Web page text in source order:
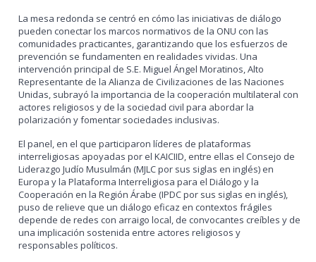
La mesa redonda se centró en cómo las iniciativas de diálogo
pueden conectar los marcos normativos de la ONU con las
comunidades practicantes, garantizando que los esfuerzos de
prevención se fundamenten en realidades vividas. Una
intervención principal de S.E. Miguel Ángel Moratinos, Alto
Representante de la Alianza de Civilizaciones de las Naciones
Unidas, subrayó la importancia de la cooperación multilateral con
actores religiosos y de la sociedad civil para abordar la
polarización y fomentar sociedades inclusivas.
El panel, en el que participaron líderes de plataformas
interreligiosas apoyadas por el KAICIID, entre ellas el Consejo de
Liderazgo Judío Musulmán (MJLC por sus siglas en inglés) en
Europa y la Plataforma Interreligiosa para el Diálogo y la
Cooperación en la Región Árabe (IPDC por sus siglas en inglés),
puso de relieve que un diálogo eficaz en contextos frágiles
depende de redes con arraigo local, de convocantes creíbles y de
una implicación sostenida entre actores religiosos y
responsables políticos.